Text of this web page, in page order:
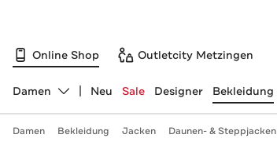
Online Shop Outletcity Metzingen
Abteilung ändern, ausgewählt:
Damen Neu Sale Designer Bekleidung
Damen Bekleidung Jacken Daunen- & Steppjacken